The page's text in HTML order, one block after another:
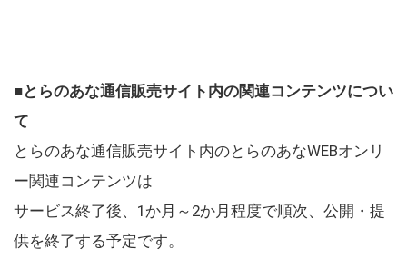
■とらのあな通信販売サイト内の関連コンテンツについ
て
とらのあな通信販売サイト内のとらのあなWEBオンリ
ー関連コンテンツは
サービス終了後、1か月～2か月程度で順次、公開・提
供を終了する予定です。